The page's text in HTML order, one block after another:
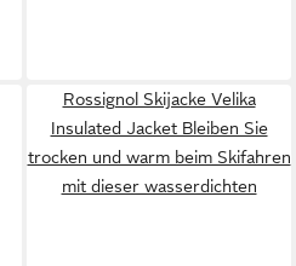
Rossignol Skijacke Velika
Insulated Jacket Bleiben Sie
trocken und warm beim Skifahren
mit dieser wasserdichten